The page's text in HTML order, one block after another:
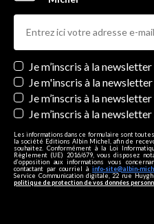
Newsletters
Je m’inscris à la
Je m'inscris à la
Je m’inscris à la
Je m’inscris à la
Les informations dans ce formulaire sont
la société Editions Albin Michel, afin de
souhaitez. Conformément à la Loi
Règlement (UE) 2016/679, vous disposez
d’opposition aux informations vous
contactant par courriel à info-site@albin-
Service Communication digitale, 22 rue
politique de protection de vos données